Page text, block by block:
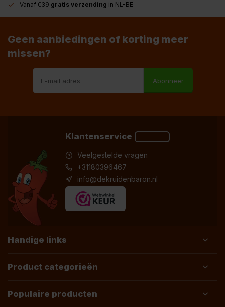
Vanaf €39 gratis verzending in NL-BE
Geen aanbiedingen of korting meer
missen?
Abonneer
Klantenservice
Veelgestelde vragen
+31180396467
info@dekruidenbaron.nl
Handige links
Product categorieën
Populaire producten